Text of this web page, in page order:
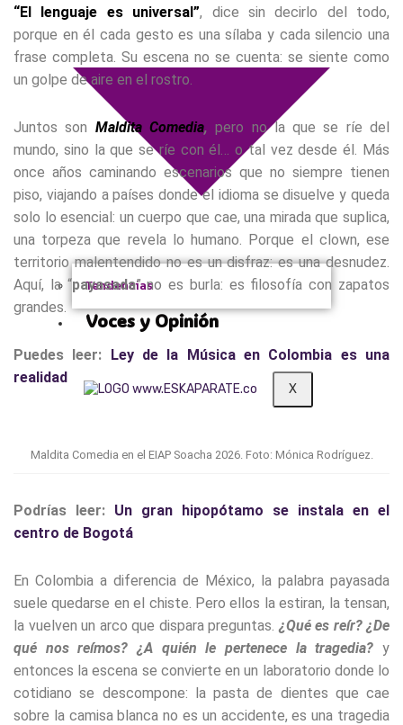
Tendencias
Voces y Opinión
X
“El lenguaje es universal”, dice sin decirlo del todo,
porque en él cada gesto es una sílaba y cada silencio una
frase completa. Su escena no se cuenta: se siente como
un golpe de aire en el rostro.
Juntos son Maldita Comedia, pero no la que se ríe del
mundo, sino la que se ríe con él… o tal vez desde él. Más
once años caminando escenarios que no siempre tienen
piso, viajando a países donde el idioma se disuelve y queda
solo lo esencial: un cuerpo que cae, una mirada que suplica,
una torpeza que revela lo humano. Porque el clown, ese
territorio malentendido no es un disfraz: es una desnudez.
Aquí, la “payasada” no es burla: es filosofía con zapatos
grandes.
Puedes leer:
Ley de la Música en Colombia es una
realidad
Maldita Comedia en el EIAP Soacha 2026. Foto: Mónica Rodríguez.
Podrías leer: Un gran hipopótamo se instala en el
centro de Bogotá
En Colombia a diferencia de México, la palabra payasada
suele quedarse en el chiste. Pero ellos la estiran, la tensan,
la vuelven un arco que dispara preguntas. ¿Qué es reír? ¿De
qué nos reímos? ¿A quién le pertenece la tragedia? y
entonces la escena se convierte en un laboratorio donde lo
cotidiano se descompone: la pasta de dientes que cae
sobre la camisa blanca no es un accidente, es una tragedia